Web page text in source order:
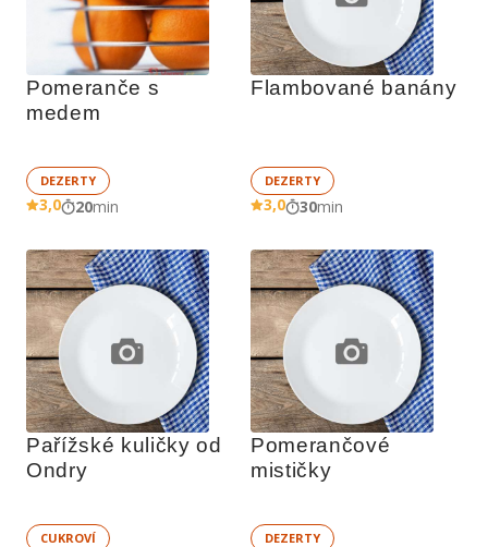
Pomeranče s
medem
DEZERTY
3,0 20min
Flambované banány
DEZERTY
3,0 30min
Pařížské kuličky od
Ondry
CUKROVÍ
Pomerančové
mističky
DEZERTY